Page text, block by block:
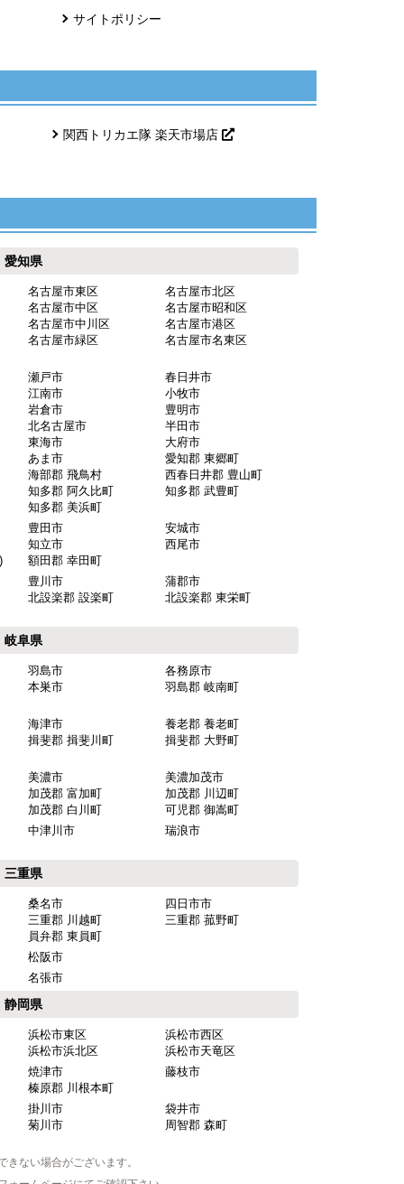
サイトポリシー
関西トリカエ隊 楽天市場店
愛知県
名古屋市東区
名古屋市北区
名古屋市中区
名古屋市昭和区
名古屋市中川区
名古屋市港区
名古屋市緑区
名古屋市名東区
瀬戸市
春日井市
江南市
小牧市
岩倉市
豊明市
北名古屋市
半田市
東海市
大府市
あま市
愛知郡 東郷町
海部郡 飛鳥村
西春日井郡 豊山町
知多郡 阿久比町
知多郡 武豊町
知多郡 美浜町
豊田市
安城市
知立市
西尾市
額田郡 幸田町
豊川市
蒲郡市
北設楽郡 設楽町
北設楽郡 東栄町
岐阜県
羽島市
各務原市
本巣市
羽島郡 岐南町
海津市
養老郡 養老町
揖斐郡 揖斐川町
揖斐郡 大野町
美濃市
美濃加茂市
加茂郡 富加町
加茂郡 川辺町
加茂郡 白川町
可児郡 御嵩町
中津川市
瑞浪市
三重県
桑名市
四日市市
三重郡 川越町
三重郡 菰野町
員弁郡 東員町
松阪市
名張市
静岡県
浜松市東区
浜松市西区
浜松市浜北区
浜松市天竜区
焼津市
藤枝市
榛原郡 川根本町
掛川市
袋井市
菊川市
周智郡 森町
ない場合がございます。